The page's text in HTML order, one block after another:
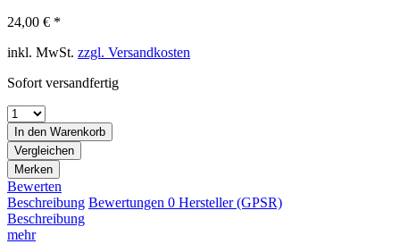
24,00 € *
inkl. MwSt. zzgl. Versandkosten
Sofort versandfertig
In den Warenkorb
Vergleichen
Merken
Bewerten
Beschreibung Bewertungen 0 Hersteller (GPSR)
Beschreibung
mehr